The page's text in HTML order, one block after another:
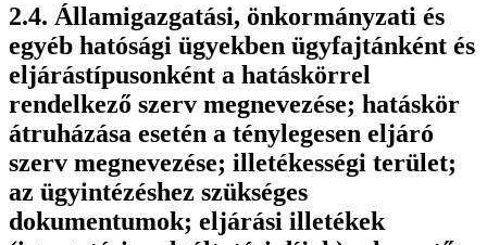
Államigazgatási, önkormányzati és
egyéb hatósági ügyekben ügyfajtánként és
eljárástípusonként a hatáskörrel
rendelkező szerv megnevezése; hatáskör
átruházása esetén a ténylegesen eljáró
szerv megnevezése; illetékességi terület;
az ügyintézéshez szükséges
dokumentumok; eljárási illetékek